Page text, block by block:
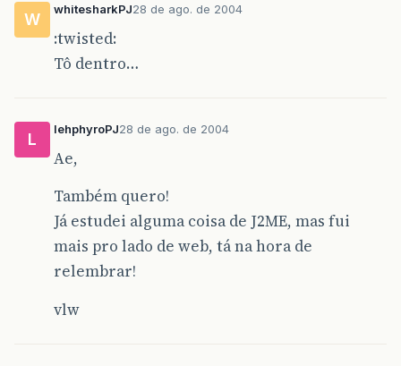
W
whitesharkPJ28 de ago. de 2004
:twisted:
Tô dentro…
L
lehphyroPJ28 de ago. de 2004
Ae,
Também quero!
Já estudei alguma coisa de J2ME, mas fui
mais pro lado de web, tá na hora de
relembrar!
vlw